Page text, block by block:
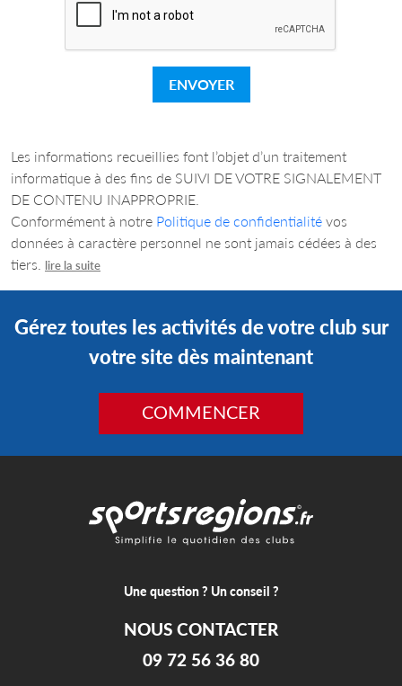
ENVOYER
Les informations recueillies font l’objet d’un traitement
informatique à des fins de SUIVI DE VOTRE SIGNALEMENT
DE CONTENU INAPPROPRIE.
Conformément à notre Politique de confidentialité vos
données à caractère personnel ne sont jamais cédées à des
tiers.
lire la suite
Gérez toutes les activités de votre club sur
votre site dès maintenant
COMMENCER
Une question ? Un conseil ?
NOUS CONTACTER
09 72 56 36 80